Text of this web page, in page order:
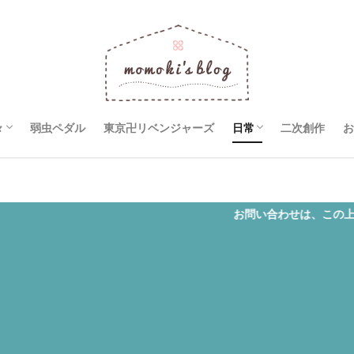
奇妙な冒険
弱虫ペダル 東京卍リベンジャーズ 日常
ワイン
二次創作
お問い合わせは、この上に表示されているカテ